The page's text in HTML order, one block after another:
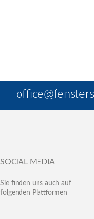
SOCIAL MEDIA
Sie finden uns auch auf
folgenden Plattformen